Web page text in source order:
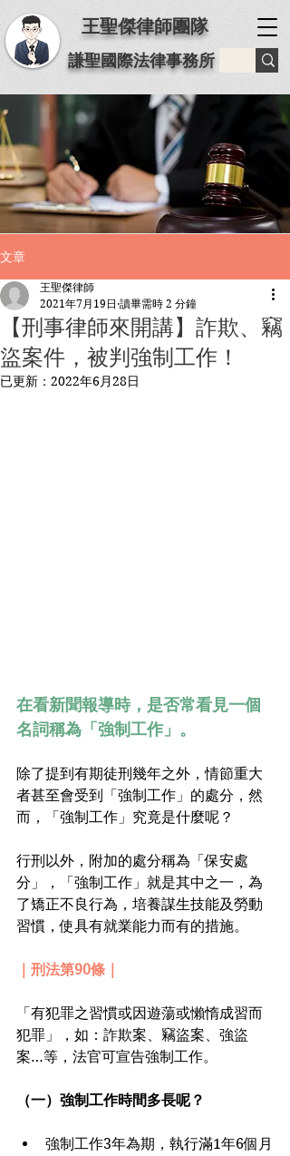
王聖傑律師團隊
謙聖國際法律事務所
文章
【刑事律師來開講】詐欺、竊
盜案件，被判強制工作！
王聖傑律師
2021年7月19日 讀畢需時 2 分鐘
已更新： 2022年6月28日
在看新聞報導時，是否常看見一個
名詞稱為「強制工作」。
除了提到有期徒刑幾年之外，情節重大
者甚至會受到「強制工作」的處分，然
而，「強制工作」究竟是什麼呢？
行刑以外，附加的處分稱為「保安處
分」，「強制工作」就是其中之一，為
了矯正不良行為，培養謀生技能及勞動
習慣，使具有就業能力而有的措施。
｜刑法第90條｜
「有犯罪之習慣或因遊蕩或懶惰成習而
犯罪」，如：詐欺案、竊盜案、強盜
案…等，法官可宣告強制工作。
（一）強制工作時間多長呢？
強制工作3年為期，執行滿1年6個月